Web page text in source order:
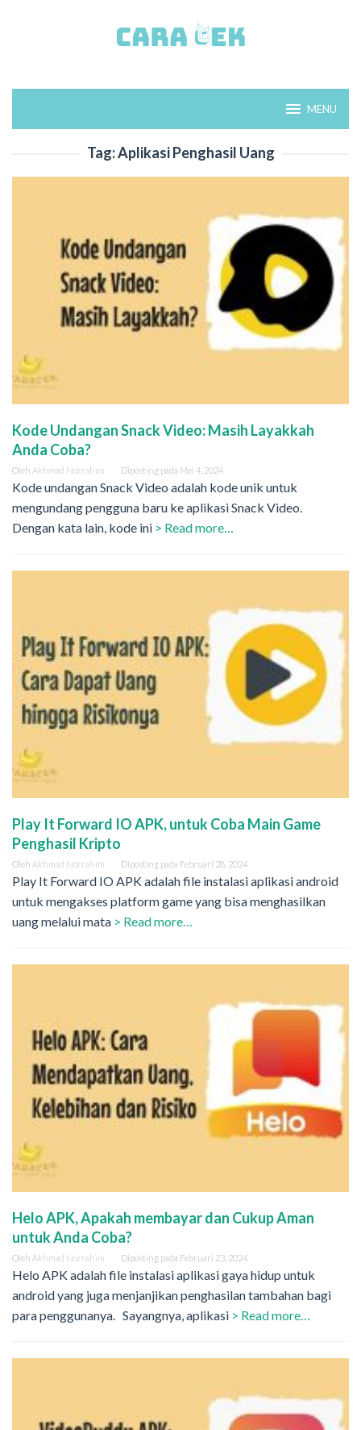
MENU
Tag:Aplikasi Penghasil Uang
Kode Undangan Snack Video: Masih Layakkah
Anda Coba?
Oleh Akhmad Norrahim Diposting pada Mei 4, 2024
Kode undangan Snack Video adalah kode unik untuk
mengundang pengguna baru ke aplikasi Snack Video.
Dengan kata lain, kode ini > Read more…
Play It Forward IO APK, untuk Coba Main Game
Penghasil Kripto
Oleh Akhmad Norrahim Diposting pada Februari 28, 2024
Play It Forward IO APK adalah file instalasi aplikasi android
untuk mengakses platform game yang bisa menghasilkan
uang melalui mata > Read more…
Helo APK, Apakah membayar dan Cukup Aman
untuk Anda Coba?
Oleh Akhmad Norrahim Diposting pada Februari 23, 2024
Helo APK adalah file instalasi aplikasi gaya hidup untuk
android yang juga menjanjikan penghasilan tambahan bagi
para penggunanya. Sayangnya, aplikasi > Read more…